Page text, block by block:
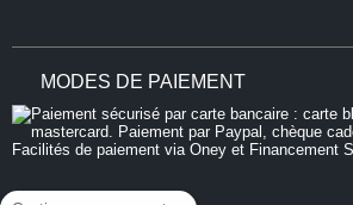
MODES DE PAIEMENT